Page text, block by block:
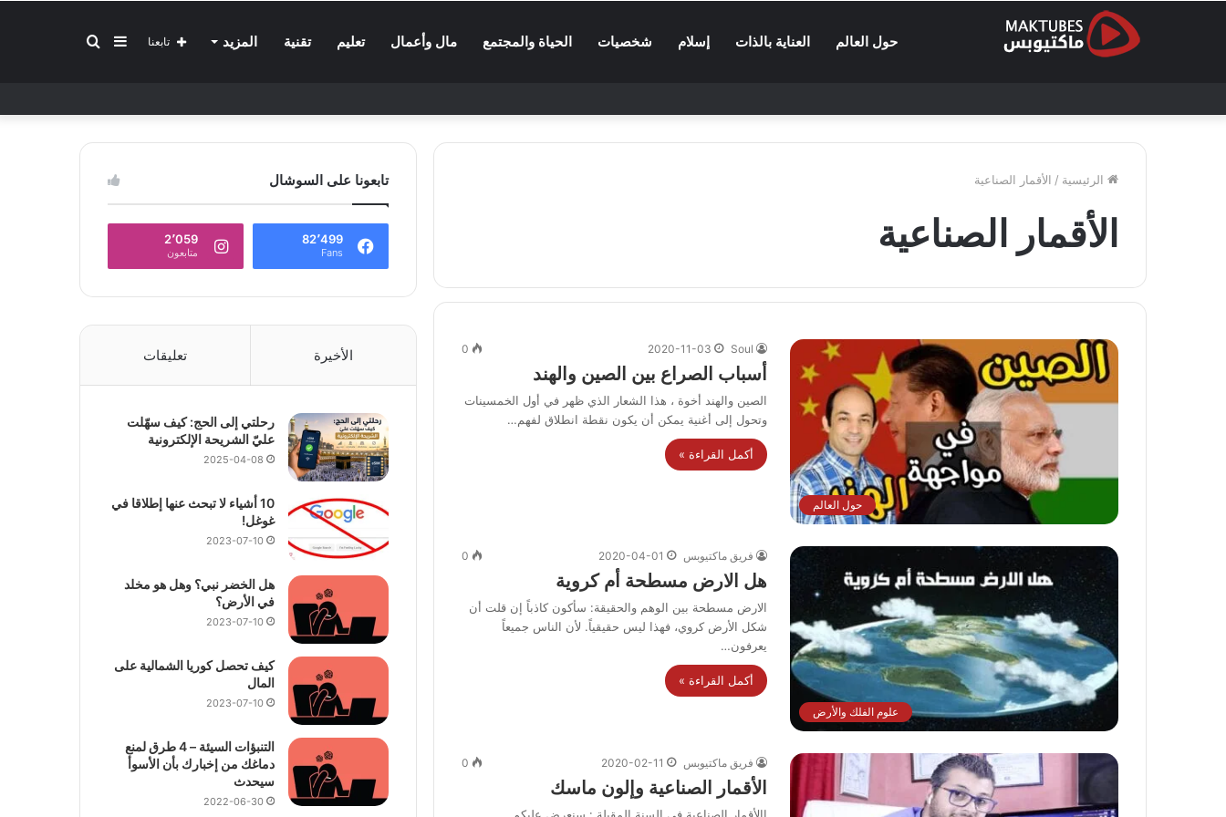
حول العالم العناية بالذات إسلام شخصيات الحياة والمجتمع مال وأعمال تعليم تقنية المزيد بحثإضافة
جانبي
تابعنا
الرئيسية / الأقمار الصناعية
الأقمار الصناعية
حول العالم
Soul
2020-11-03
0
أسباب الصراع بين الصين والهند
الصين والهند أخوة ، هذا الشعار الذي ظهر في أول الخمسينات
وتحول إلى أغنية يمكن أن يكون نقطة انطلاق لفهم…
أكمل القراءة »
علوم الفلك والأرض
فريق ماكتيوبس 2020-04-01
0
هل الارض مسطحة أم كروية
الارض مسطحة بين الوهم والحقيقة: سأكون كاذباً إن قلت أن
شكل الأرض كروي، فهذا ليس حقيقياً. لأن الناس جميعاً
يعرفون…
أكمل القراءة »
فريق ماكتيوبس 2020-02-11
0
الأقمار الصناعية وإلون ماسك
تابعونا على السوشال
82٬499
Fans
2٬059
متابعون
الأخيرة تعليقات
رحلتي إلى الحج: كيف سهّلت
عليّ الشريحة الإلكترونية
2025-04-08
10 أشياء لا تبحث عنها إطلاقا في
غوغل!
2023-07-10
هل الخضر نبي؟ وهل هو مخلد
في الأرض؟
2023-07-10
كيف تحصل كوريا الشمالية على
المال
2023-07-10
التنبؤات السيئة – 4 طرق لمنع
دماغك من إخبارك بأن الأسوأ
سيحدث
2022-06-30